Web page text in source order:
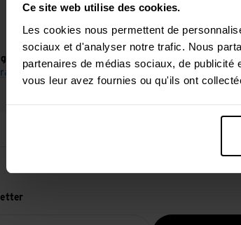
Ce site web utilise des cookies.
Les cookies nous permettent de
sociaux et d'analyser notre trafic. Nous
partenaires de médias sociaux, de
vous leur avez fournies ou qu'ils ont
à partir de CHF 99
TransaCard